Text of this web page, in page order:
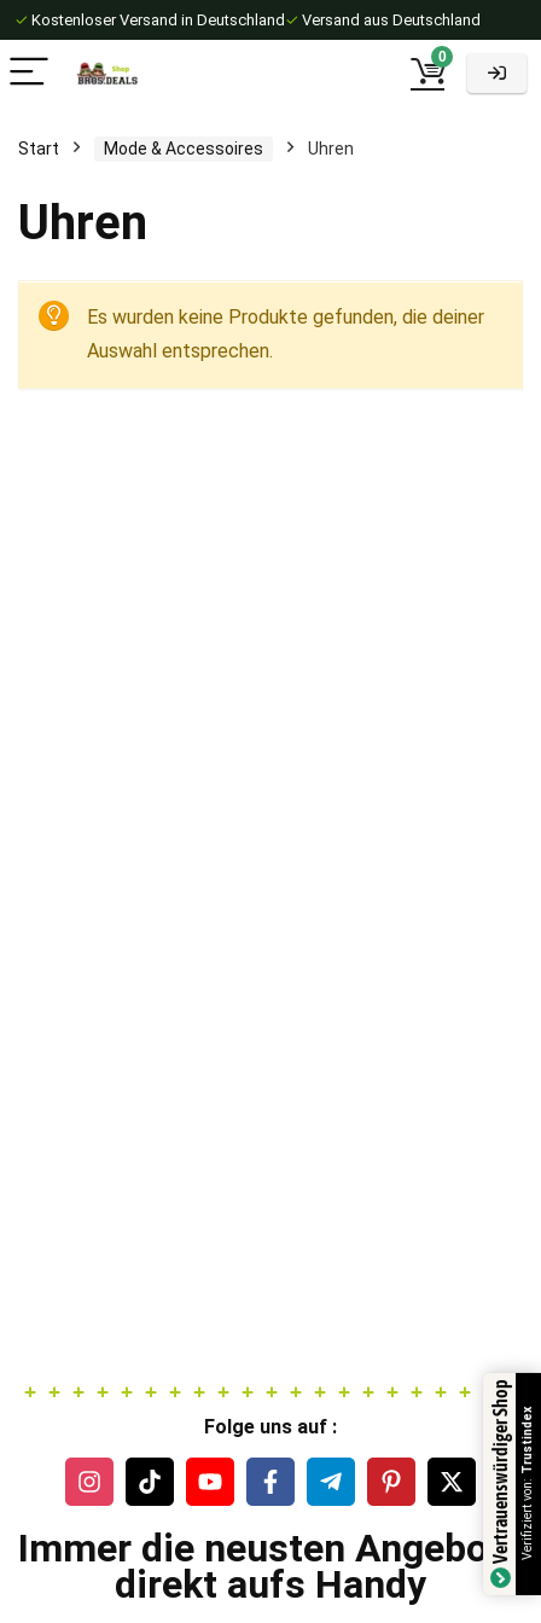
✓ Kostenloser Versand in Deutschland ✓ Versand aus Deutschland
0
Start Mode & Accessoires Uhren
Uhren
Es wurden keine Produkte gefunden, die deiner
Auswahl entsprechen.
Folge uns auf :
Immer die neusten Angebote
direkt aufs Handy
Vertrauenswürdiger ShopVerifiziert von:
Trustindex